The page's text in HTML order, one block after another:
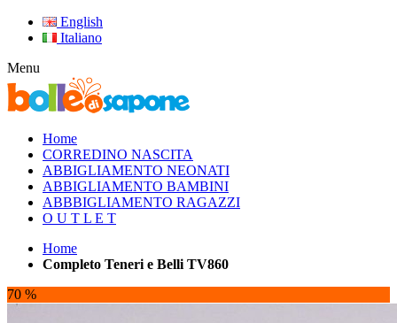
English
Italiano
Menu
Home
CORREDINO NASCITA
ABBIGLIAMENTO NEONATI
ABBIGLIAMENTO BAMBINI
ABBBIGLIAMENTO RAGAZZI
O U T L E T
Home
Completo Teneri e Belli TV860
70 %